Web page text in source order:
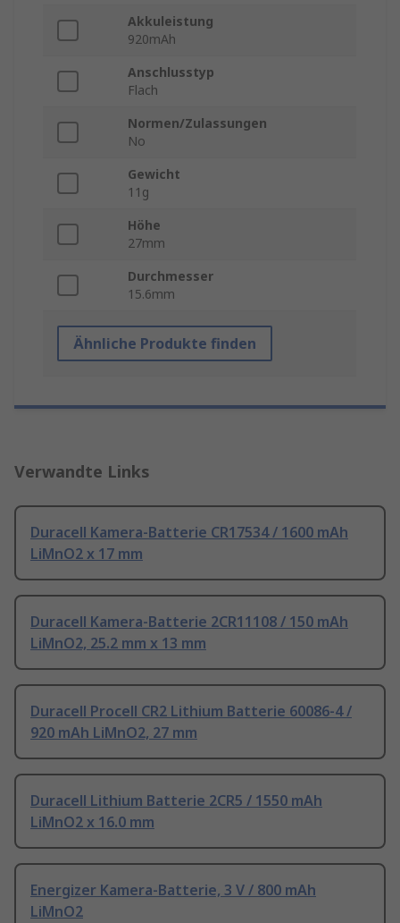
Akkuleistung
920mAh
Anschlusstyp
Flach
Normen/Zulassungen
No
Gewicht
11g
Höhe
27mm
Durchmesser
15.6mm
Ähnliche Produkte finden
Verwandte Links
Duracell Kamera-Batterie CR17534 / 1600 mAh
LiMnO2 x 17 mm
Duracell Kamera-Batterie 2CR11108 / 150 mAh
LiMnO2, 25.2 mm x 13 mm
Duracell Procell CR2 Lithium Batterie 60086-4 /
920 mAh LiMnO2, 27 mm
Duracell Lithium Batterie 2CR5 / 1550 mAh
LiMnO2 x 16.0 mm
Energizer Kamera-Batterie, 3 V / 800 mAh
LiMnO2